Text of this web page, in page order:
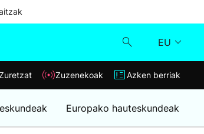
EU
Klisk
Zuzenekoak
Zuzenekoak Azken berriak
Europako hauteskundeak